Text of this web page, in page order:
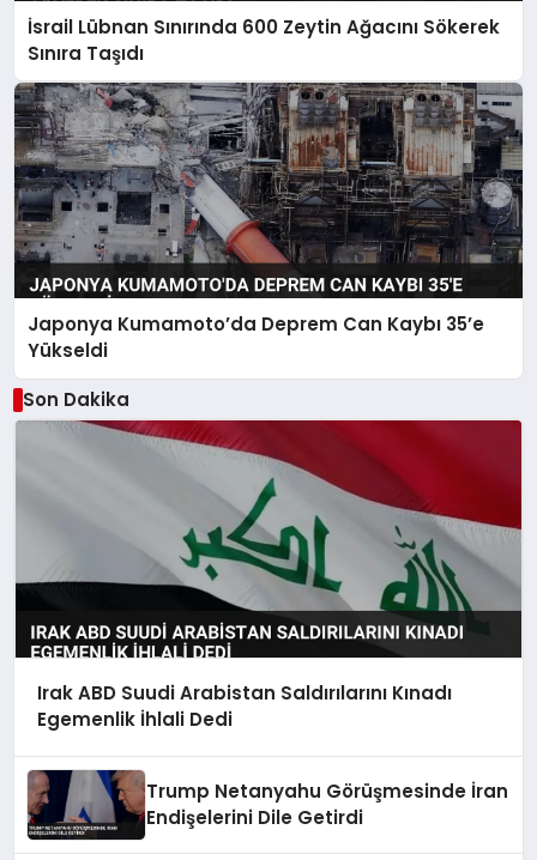
İsrail Lübnan Sınırında 600 Zeytin Ağacını Sökerek
Sınıra Taşıdı
Japonya Kumamoto’da Deprem Can Kaybı 35’e
Yükseldi
Son Dakika
Irak ABD Suudi Arabistan Saldırılarını Kınadı
Egemenlik İhlali Dedi
Trump Netanyahu Görüşmesinde İran
Endişelerini Dile Getirdi